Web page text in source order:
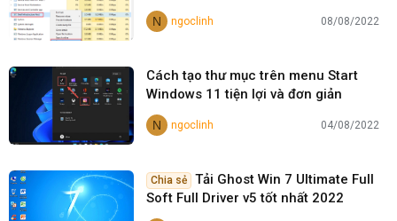
N ngoclinh 08/08/2022
Cách tạo thư mục trên menu Start
Windows 11 tiện lợi và đơn giản
N ngoclinh 04/08/2022
Chia sẻ
Tải Ghost Win 7 Ultimate Full
Soft Full Driver v5 tốt nhất 2022